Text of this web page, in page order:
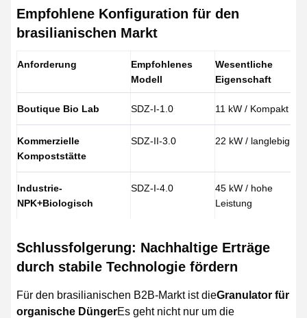
Empfohlene Konfiguration für den
brasilianischen Markt
Anforderung
Empfohlenes
Modell
Wesentliche
Eigenschaft
Boutique Bio Lab SDZ-I-1.0 11 kW / Kompakt
Kommerzielle
Kompoststätte
SDZ-II-3.0 22 kW / langlebig
Industrie-
NPK+Biologisch
SDZ-I-4.0
45 kW / hohe
Leistung
Schlussfolgerung: Nachhaltige Erträge
durch stabile Technologie fördern
Für den brasilianischen B2B-Markt ist dieGranulator für
organische DüngerEs geht nicht nur um die